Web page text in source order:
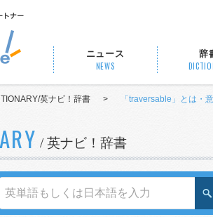
ニュース
NEWS
辞
英ナビ！辞書 > 「traversable」とは・
/ 英ナビ！辞書